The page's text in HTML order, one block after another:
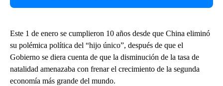
Este 1 de enero se cumplieron 10 años desde que China eliminó
su polémica política del “hijo único”, después de que el
Gobierno se diera cuenta de que la disminución de la tasa de
natalidad amenazaba con frenar el crecimiento de la segunda
economía más grande del mundo.